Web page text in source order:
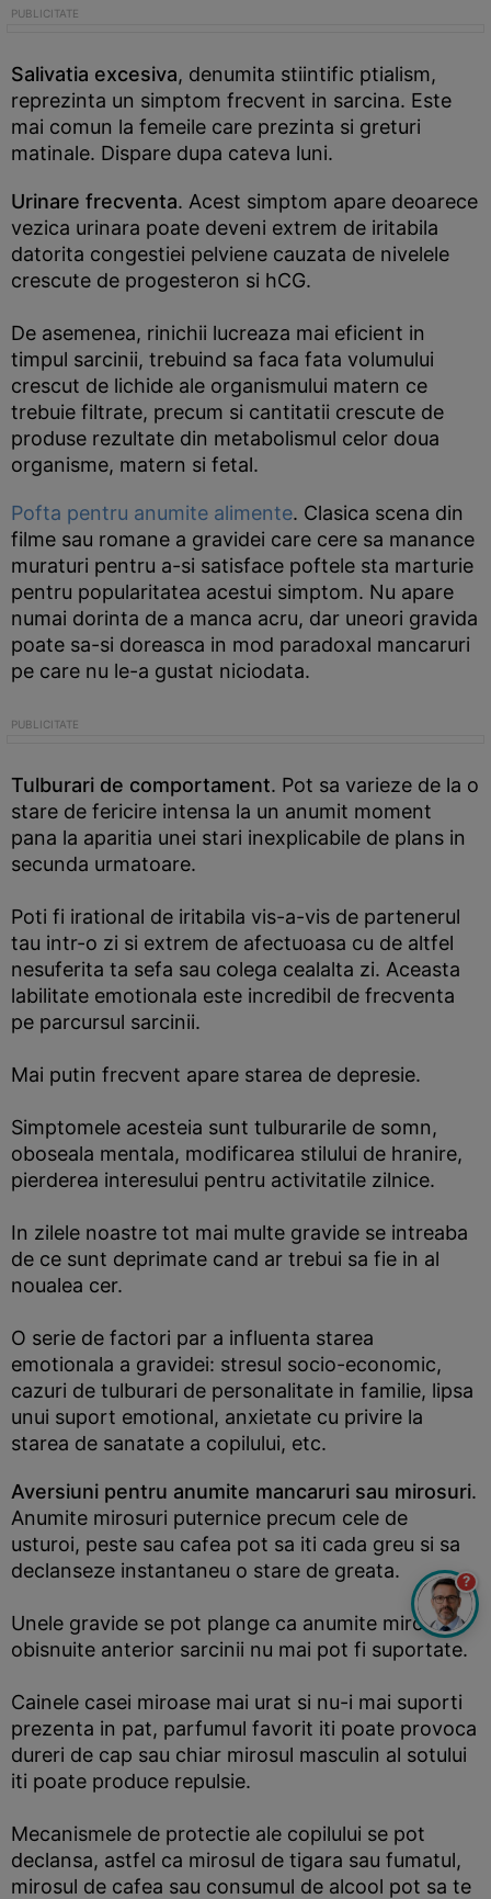
Salivatia excesiva, denumita stiintific ptialism,
reprezinta un simptom frecvent in sarcina. Este
mai comun la femeile care prezinta si greturi
matinale. Dispare dupa cateva luni.
Urinare frecventa. Acest simptom apare deoarece
vezica urinara poate deveni extrem de iritabila
datorita congestiei pelviene cauzata de nivelele
crescute de progesteron si hCG.
De asemenea, rinichii lucreaza mai eficient in
timpul sarcinii, trebuind sa faca fata volumului
crescut de lichide ale organismului matern ce
trebuie filtrate, precum si cantitatii crescute de
produse rezultate din metabolismul celor doua
organisme, matern si fetal.
Pofta pentru anumite alimente. Clasica scena din
filme sau romane a gravidei care cere sa manance
muraturi pentru a-si satisface poftele sta marturie
pentru popularitatea acestui simptom. Nu apare
numai dorinta de a manca acru, dar uneori gravida
poate sa-si doreasca in mod paradoxal mancaruri
pe care nu le-a gustat niciodata.
Tulburari de comportament. Pot sa varieze de la o
stare de fericire intensa la un anumit moment
pana la aparitia unei stari inexplicabile de plans in
secunda urmatoare.
Poti fi irational de iritabila vis-a-vis de partenerul
tau intr-o zi si extrem de afectuoasa cu de altfel
nesuferita ta sefa sau colega cealalta zi. Aceasta
labilitate emotionala este incredibil de frecventa
pe parcursul sarcinii.
Mai putin frecvent apare starea de depresie.
Simptomele acesteia sunt tulburarile de somn,
oboseala mentala, modificarea stilului de hranire,
pierderea interesului pentru activitatile zilnice.
In zilele noastre tot mai multe gravide se intreaba
de ce sunt deprimate cand ar trebui sa fie in al
noualea cer.
O serie de factori par a influenta starea
emotionala a gravidei: stresul socio-economic,
cazuri de tulburari de personalitate in familie, lipsa
unui suport emotional, anxietate cu privire la
starea de sanatate a copilului, etc.
Aversiuni pentru anumite mancaruri sau mirosuri.
Anumite mirosuri puternice precum cele de
usturoi, peste sau cafea pot sa iti cada greu si sa
declanseze instantaneu o stare de greata.
Unele gravide se pot plange ca anumite mirosuri
obisnuite anterior sarcinii nu mai pot fi suportate.
Cainele casei miroase mai urat si nu-i mai suporti
prezenta in pat, parfumul favorit iti poate provoca
dureri de cap sau chiar mirosul masculin al sotului
iti poate produce repulsie.
Mecanismele de protectie ale copilului se pot
declansa, astfel ca mirosul de tigara sau fumatul,
mirosul de cafea sau consumul de alcool pot sa te
?